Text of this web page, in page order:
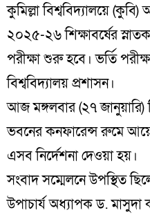
কুমিল্লা বিশ্ববিদ্যালয়ে
২০২৫-২৬ শিক্ষাবর্ষের স্নাতক
পরীক্ষা শুরু হবে। ভর্তি
বিশ্ববিদ্যালয় প্রশাসন।
আজ মঙ্গলবার (২৭ জানুয়ারি)
ভবনের কনফারেন্স রুমে
এসব নির্দেশনা দেওয়া হয়।
সংবাদ সম্মেলনে উপস্থিত
উপাচার্য অধ্যাপক ড.